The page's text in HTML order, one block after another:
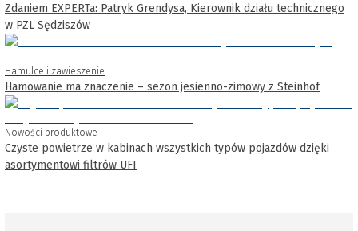
Zdaniem EXPERTa: Patryk Grendysa, Kierownik działu technicznego
w PZL Sędziszów
Hamulce i zawieszenie
Hamowanie ma znaczenie – sezon jesienno-zimowy z Steinhof
Nowości produktowe
Czyste powietrze w kabinach wszystkich typów pojazdów dzięki
asortymentowi filtrów UFI